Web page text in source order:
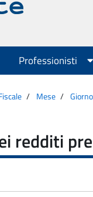
Professionisti
Mese Giorno
redditi